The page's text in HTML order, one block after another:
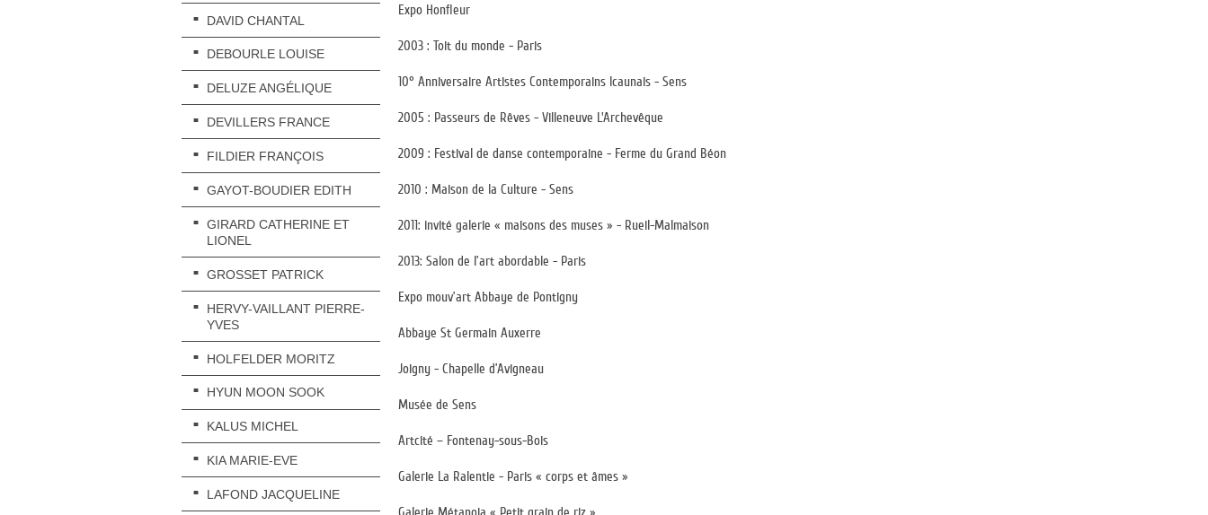
DAVID CHANTAL
DEBOURLE LOUISE
DELUZE ANGÉLIQUE
DEVILLERS FRANCE
FILDIER FRANÇOIS
GAYOT-BOUDIER EDITH
GIRARD CATHERINE ET
LIONEL
GROSSET PATRICK
HERVY-VAILLANT PIERRE-
YVES
HOLFELDER MORITZ
HYUN MOON SOOK
KALUS MICHEL
KIA MARIE-EVE
LAFOND JACQUELINE
Expo Honﬂeur
2003 : Toit du monde - Paris
10° Anniversaire Artistes Contemporains Icaunais - Sens
2005 : Passeurs de Rêves - Villeneuve L'Archevêque
2009 : Festival de danse contemporaine - Ferme du Grand Béon
2010 : Maison de la Culture - Sens
2011: invité galerie « maisons des muses » - Rueil-Malmaison
2013: Salon de l’art abordable - Paris
Expo mouv’art Abbaye de Pontigny
Abbaye St Germain Auxerre
Joigny - Chapelle d’Avigneau
Musée de Sens
Artcité – Fontenay-sous-Bois
Galerie La Ralentie - Paris « corps et âmes »